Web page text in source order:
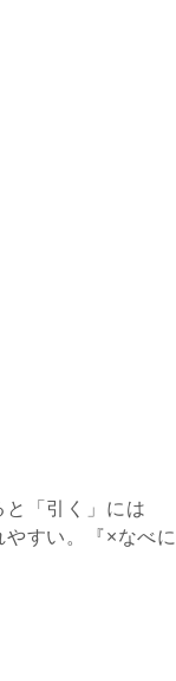
「引く」には
すい。『×なべに